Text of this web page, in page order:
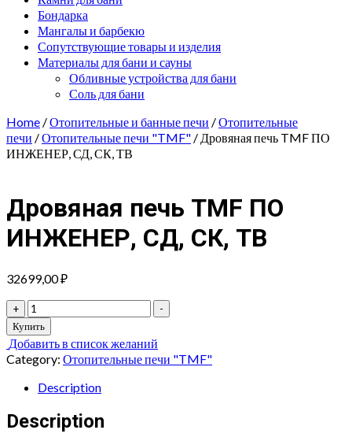
Бондарка
Мангалы и барбекю
Сопутствующие товары и изделия
Материалы для бани и сауны
Обливные устройства для бани
Соль для бани
Home /Отопительные и банные печи /Отопительные
печи /Отопительные печи "TMF" / Дровяная печь TMF ПО
ИНЖЕНЕР, СД, СК, ТВ
Дровяная печь TMF ПО
ИНЖЕНЕР, СД, СК, ТВ
32699,00₽
+
Дровяная
печь
TMF
ПО
ИНЖЕНЕР,
СД,
ТВ
quantity
-
Купить
Добавить в список желаний
Category: Отопительные печи "TMF"
Description
Description